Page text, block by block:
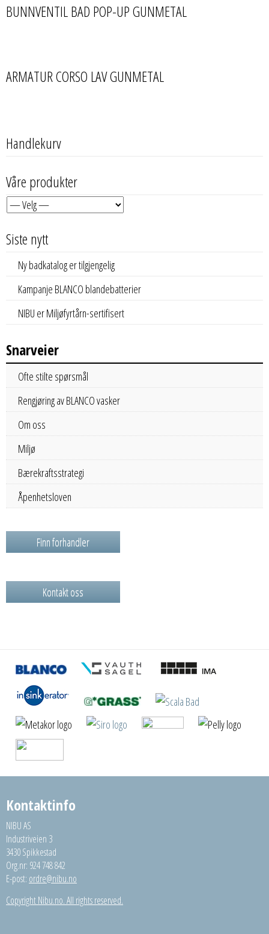
BUNNVENTIL BAD POP-UP GUNMETAL
ARMATUR CORSO LAV GUNMETAL
Handlekurv
Våre produkter
Siste nytt
Ny badkatalog er tilgjengelig
Kampanje BLANCO blandebatterier
NIBU er Miljøfyrtårn-sertifisert
Snarveier
Ofte stilte spørsmål
Rengjøring av BLANCO vasker
Om oss
Miljø
Bærekraftsstrategi
Åpenhetsloven
Finn forhandler
Kontakt oss
Kontaktinfo
NIBU AS
Industriveien 3
3430 Spikkestad
Org.nr: 924 748 842
E-post: ordre@nibu.no
Copyright Nibu.no. All rights reserved.